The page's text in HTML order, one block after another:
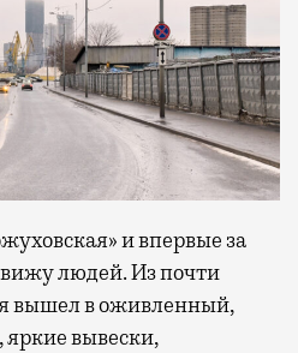
и впервые за
вижу людей. Из почти
вышел в оживленный,
вывески,